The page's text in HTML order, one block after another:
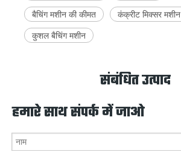
बैचिंग मशीन की कीमत
कंक्रीट मिक्सर मशीन
कुशल बैचिंग मशीन
संबंधित उत्पाद
हमारे साथ संपर्क में जाओ